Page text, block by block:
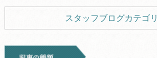
スタッフブログカテゴリ